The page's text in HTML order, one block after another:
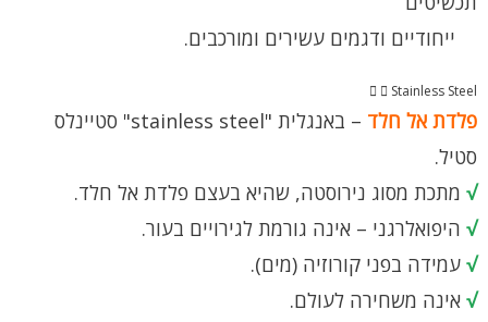
ייחודיים ודגמים עשירים ומורכבים.
Stainless Steel
פלדת אל חלד
– באנגלית "stainless steel" סטיינלס
סטיל.
√ מתכת מסוג נירוסטה, שהיא בעצם פלדת אל חלד.
√ היפואלרגני – אינה גורמת לגירויים בעור.
√ עמידה בפני קורוזיה (מים).
√ אינה משחירה לעולם.